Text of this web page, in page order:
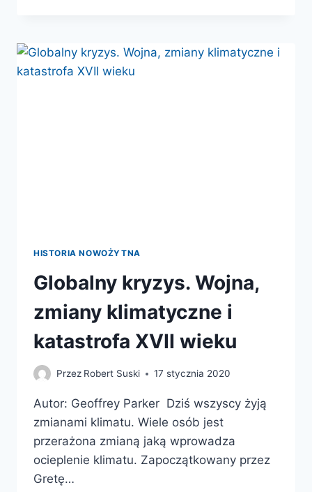
SZESNASTOWIECZNĄ
HISTORIA NOWOŻYTNA
Globalny kryzys. Wojna,
zmiany klimatyczne i
katastrofa XVII wieku
Przez Robert Suski 17 stycznia 2020
Autor: Geoffrey Parker Dziś wszyscy żyją
zmianami klimatu. Wiele osób jest
przerażona zmianą jaką wprowadza
ocieplenie klimatu. Zapoczątkowany przez
Gretę…